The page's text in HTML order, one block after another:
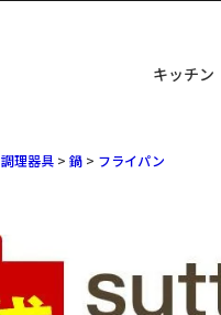
キッチン
調理器具 鍋 フライパン